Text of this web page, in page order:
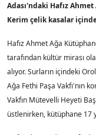
Adası'ndaki Hafız
Kerim çelik kasalar
Hafız Ahmet Ağa
tarafından kültür mirası
alıyor. Surların içindeki
Ağa Fethi Paşa Vakfı'nın
Vakfın Mütevelli Heyeti
üstlenirken, kütüphane 17